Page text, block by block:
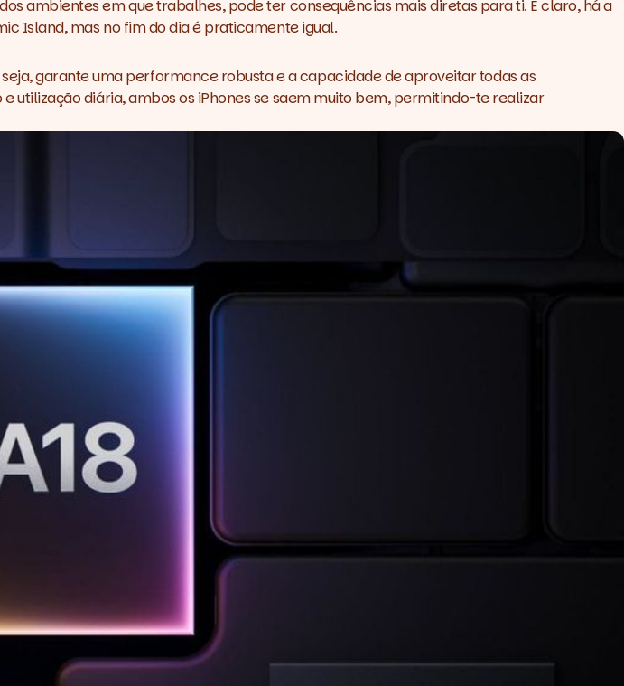
ambientes em que trabalhes, pode ter consequências mais diretas para ti. E claro, há a
Island, mas no fim do dia é praticamente igual.
garante umaperformancerobusta e a capacidade de aproveitar todas as
utilização diária, ambos os iPhones se saem muito bem, permitindo-te realizar